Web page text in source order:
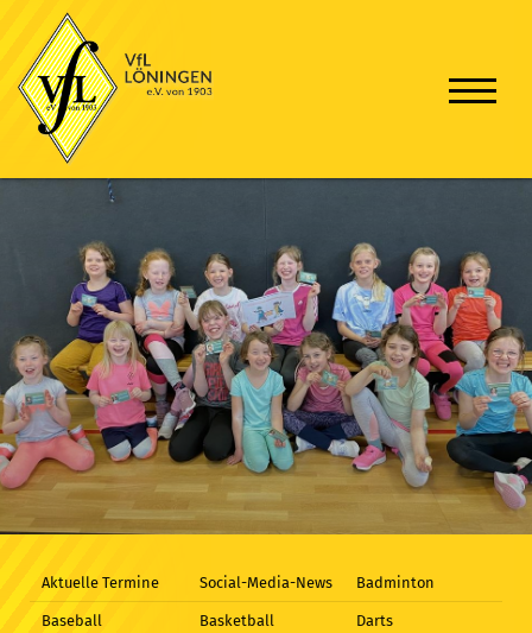
Aktuelle Termine Social-Media-News Badminton
Baseball Basketball Darts